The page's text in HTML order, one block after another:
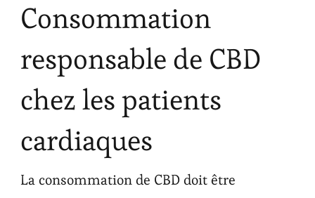
Consommation
responsable de CBD
chez les patients
cardiaques
La consommation de CBD doit être